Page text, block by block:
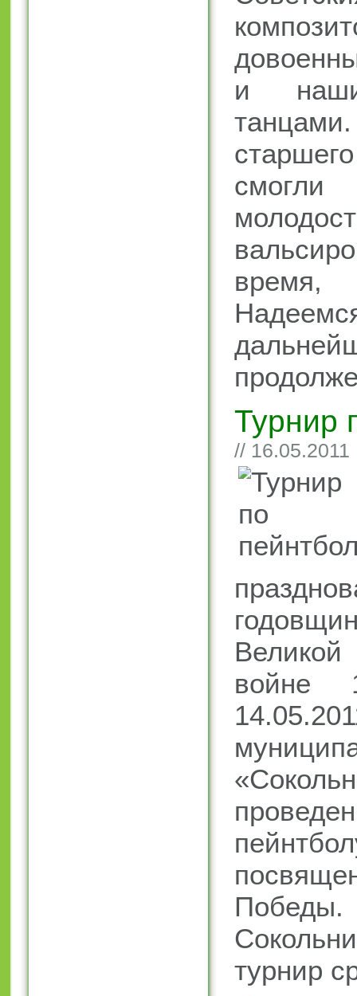
и
время,
Турнир
// 16.05.2011
Великой
войне
турнир